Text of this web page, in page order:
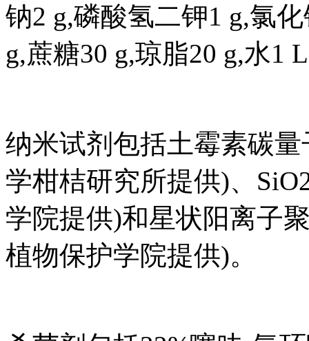
钠2 g,磷酸氢二钾1 g,氯
g,蔗糖30 g,琼脂20 g,水1
纳米试剂包括土霉素碳
学柑桔研究所提供)、
学院提供)和星状阳离子
植物保护学院提供)。